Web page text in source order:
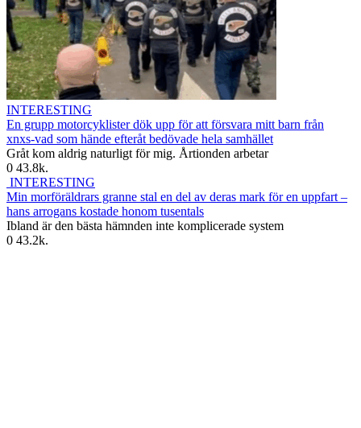
INTERESTING
En grupp motorcyklister dök upp för att försvara mitt barn från
xnxs-vad som hände efteråt bedövade hela samhället
Gråt kom aldrig naturligt för mig. Årtionden arbetar
0 43.8k.
INTERESTING
Min morföräldrars granne stal en del av deras mark för en uppfart –
hans arrogans kostade honom tusentals
Ibland är den bästa hämnden inte komplicerade system
0 43.2k.